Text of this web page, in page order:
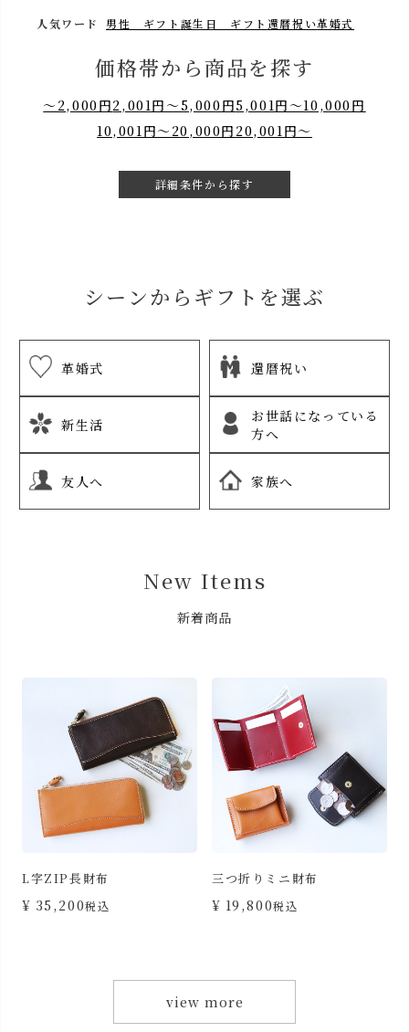
人気ワード 男性 ギフト 誕生日 ギフト 還暦祝い革婚式
価格帯から商品を探す
～2,000円2,001円～5,000円5,001円～10,000円
10,001円～20,000円 20,001円～
詳細条件から探す
シーンからギフトを選ぶ
革婚式 還暦祝い
新生活
お世話になっている
方へ
友人へ 家族へ
New Items
新着商品
L字ZIP長財布
¥ 35,200税込
三つ折りミニ財布
¥ 19,800税込
view more